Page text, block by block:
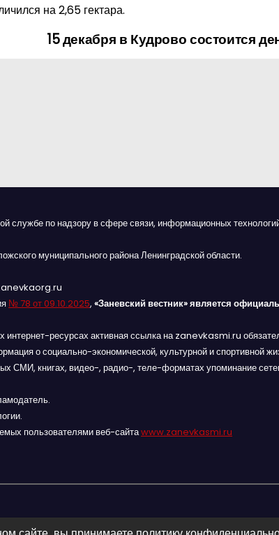
на 2,65 гектара.
15 декабря в Кудрово состоится
службе по надзору в сфере связи, информационных
муниципального района Ленинградской области.
№ 78 от 09.10.2025, «Заневский вестник» является
ресурсах активная ссылка на zanevkasmi.ru
о социально-экономической, культурной и спортивной
СМИ, книгах, видео-, радио-, теле-форматах упоминание
пользователями веб-сайтаwww.zanevkasmi.ru